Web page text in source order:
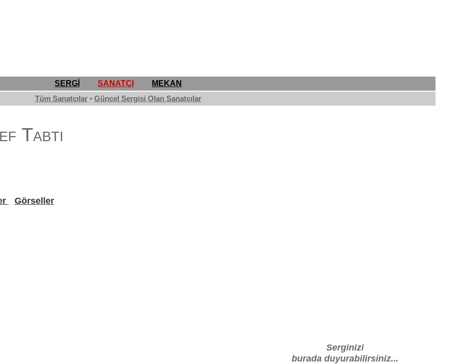
SERGİ SANATÇI
MEKAN
Tüm Sanatçılar • Güncel Sergisi Olan Sanatçılar
Tabti
Görseller
Serginizi
burada duyurabilirsiniz...